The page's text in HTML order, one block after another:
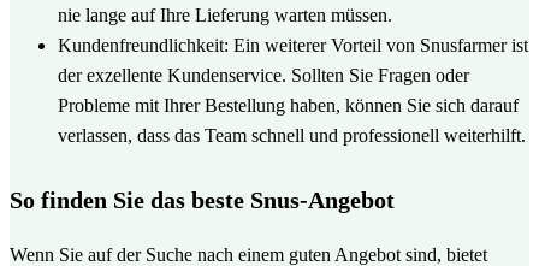
nie lange auf Ihre Lieferung warten müssen.
Kundenfreundlichkeit: Ein weiterer Vorteil von Snusfarmer ist
der exzellente Kundenservice. Sollten Sie Fragen oder
Probleme mit Ihrer Bestellung haben, können Sie sich darauf
verlassen, dass das Team schnell und professionell weiterhilft.
So finden Sie das beste Snus-Angebot
Wenn Sie auf der Suche nach einem guten Angebot sind, bietet